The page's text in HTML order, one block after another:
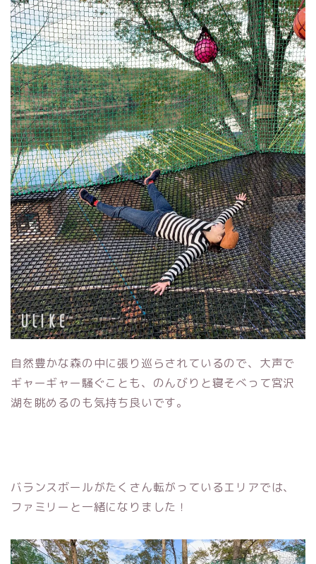
自然豊かな森の中に張り巡らされているので、大声で
ギャーギャー騒ぐことも、のんびりと寝そべって宮沢
湖を眺めるのも気持ち良いです。
バランスボールがたくさん転がっているエリアでは、
ファミリーと一緒になりました！